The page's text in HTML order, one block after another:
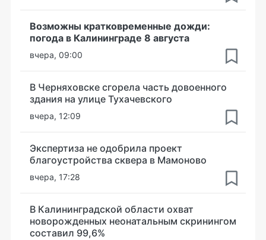
Возможны кратковременные дожди:
погода в Калининграде 8 августа
вчера, 09:00
В Черняховске сгорела часть довоенного
здания на улице Тухачевского
вчера, 12:09
Экспертиза не одобрила проект
благоустройства сквера в Мамоново
вчера, 17:28
В Калининградской области охват
новорожденных неонатальным скринингом
составил 99,6%